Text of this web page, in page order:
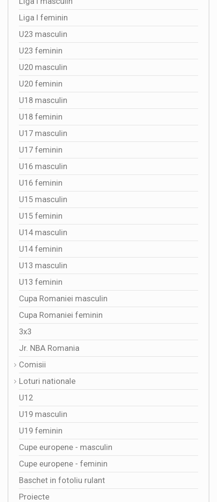
Liga I feminin
U23 masculin
U23 feminin
U20 masculin
U20 feminin
U18 masculin
U18 feminin
U17 masculin
U17 feminin
U16 masculin
U16 feminin
U15 masculin
U15 feminin
U14 masculin
U14 feminin
U13 masculin
U13 feminin
Cupa Romaniei masculin
Cupa Romaniei feminin
3x3
Jr. NBA Romania
Comisii
Loturi nationale
U12
U19 masculin
U19 feminin
Cupe europene - masculin
Cupe europene - feminin
Baschet in fotoliu rulant
Proiecte